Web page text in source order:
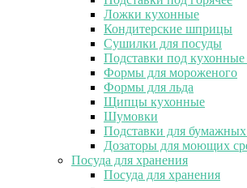
Ложки кухонные
Кондитерские шприцы
Сушилки для посуды
Подставки под
Формы для мороженого
Формы для льда
Щипцы кухонные
Шумовки
Подставки для
Дозаторы для моющих
Посуда для хранения
Посуда для хранения